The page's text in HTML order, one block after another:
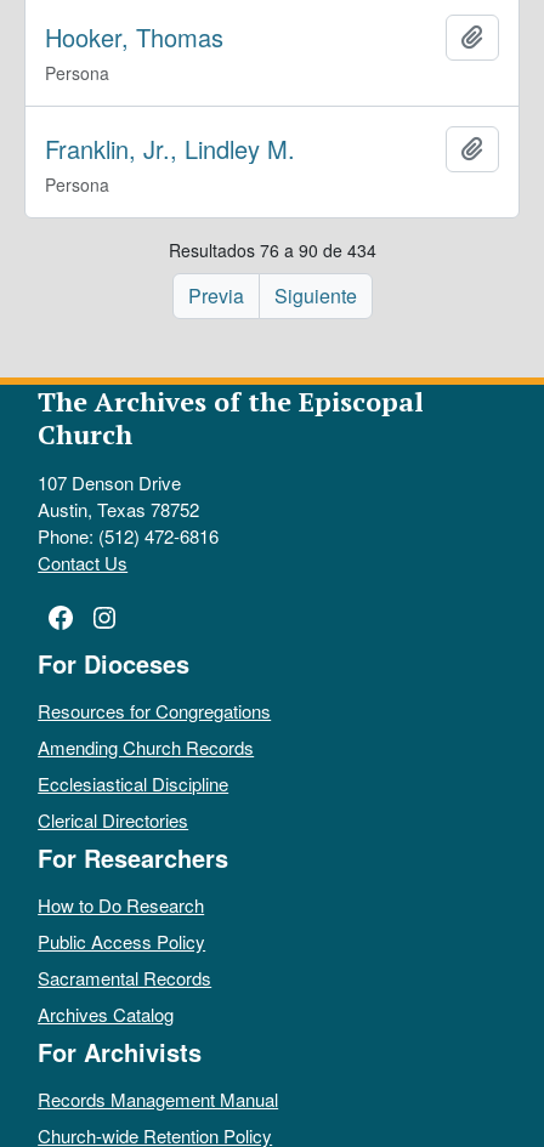
Hooker, Thomas
Persona
Franklin, Jr., Lindley M.
Persona
Resultados 76 a 90 de 434
Previa Siguiente
The Archives of the Episcopal
Church
107 Denson Drive
Austin, Texas 78752
Phone: (512) 472-6816
Contact Us
Facebook
Instagram
For Dioceses
Resources for Congregations
Amending Church Records
Ecclesiastical Discipline
Clerical Directories
For Researchers
How to Do Research
Public Access Policy
Sacramental Records
Archives Catalog
For Archivists
Records Management Manual
Church-wide Retention Policy